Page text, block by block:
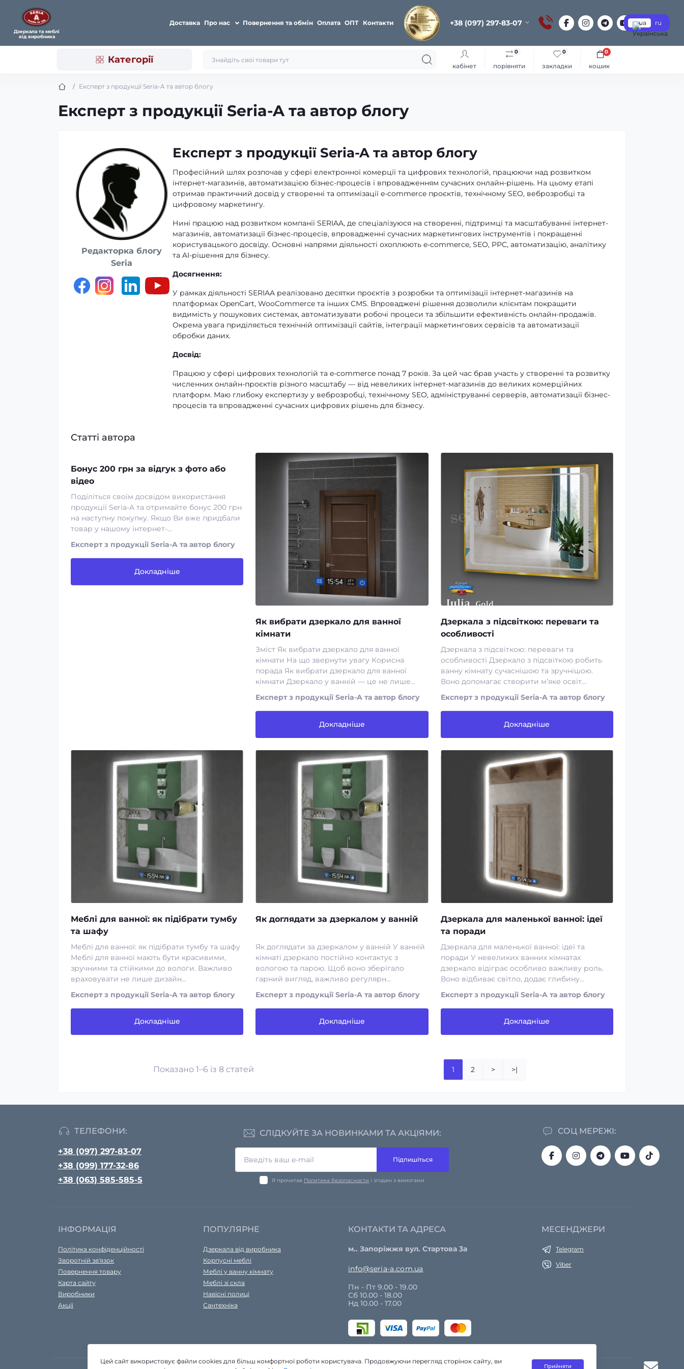
Дзеркала та меблі
від виробника
Доставка Про нас Повернення та обмін Оплата ОПТ Контакти +38 (097) 297-83-07 ua ru
Категорії
кабінет порівняти
0
закладки
0
кошик
0
Експерт з продукції Seria-A та автор блогу
Експерт з продукції Seria-A та автор блогу
Редакторка блогу
Seria
Експерт з продукції Seria-A та автор блогу
Професійний шлях розпочав у сфері електронної комерції та цифрових технологій, працюючи над розвитком
інтернет-магазинів, автоматизацією бізнес-процесів і впровадженням сучасних онлайн-рішень. На цьому етапі
отримав практичний досвід у створенні та оптимізації e-commerce проєктів, технічному SEO, веброзробці та
цифровому маркетингу.
Нині працюю над розвитком компанії SERIAA, де спеціалізуюся на створенні, підтримці та масштабуванні інтернет-
магазинів, автоматизації бізнес-процесів, впровадженні сучасних маркетингових інструментів і покращенні
користувацького досвіду. Основні напрями діяльності охоплюють e-commerce, SEO, PPC, автоматизацію, аналітику
та AI-рішення для бізнесу.
Досягнення:
У рамках діяльності SERIAA реалізовано десятки проєктів з розробки та оптимізації інтернет-магазинів на
платформах OpenCart, WooCommerce та інших CMS. Впроваджені рішення дозволили клієнтам покращити
видимість у пошукових системах, автоматизувати робочі процеси та збільшити ефективність онлайн-продажів.
Окрема увага приділяється технічній оптимізації сайтів, інтеграції маркетингових сервісів та автоматизації
обробки даних.
Досвід:
Працюю у сфері цифрових технологій та e-commerce понад 7 років. За цей час брав участь у створенні та розвитку
численних онлайн-проєктів різного масштабу — від невеликих інтернет-магазинів до великих комерційних
платформ. Маю глибоку експертизу у веброзробці, технічному SEO, адмініструванні серверів, автоматизації бізнес-
процесів та впровадженні сучасних цифрових рішень для бізнесу.
Статті автора
Бонус 200 грн за відгук з фото або
відео
Поділіться своїм досвідом використання
продукції Seria-A та отримайте бонус 200 грн
на наступну покупку. Якщо Ви вже придбали
товар у нашому інтернет-...
Експерт з продукції Seria-A та автор блогу
Докладніше
Як вибрати дзеркало для ванної
кімнати
Зміст Як вибрати дзеркало для ванної
кімнати На що звернути увагу Корисна
порада Як вибрати дзеркало для ванної
кімнати Дзеркало у ванній — це не лише...
Експерт з продукції Seria-A та автор блогу
Докладніше
Дзеркала з підсвіткою: переваги та
особливості
Дзеркала з підсвіткою: переваги та
особливості Дзеркало з підсвіткою робить
ванну кімнату сучаснішою та зручнішою.
Воно допомагає створити м’яке освіт...
Експерт з продукції Seria-A та автор блогу
Докладніше
Меблі для ванної: як підібрати тумбу
та шафу
Меблі для ванної: як підібрати тумбу та шафу
Меблі для ванної мають бути красивими,
зручними та стійкими до вологи. Важливо
враховувати не лише дизайн...
Експерт з продукції Seria-A та автор блогу
Докладніше
Як доглядати за дзеркалом у ванній
Як доглядати за дзеркалом у ванній У ванній
кімнаті дзеркало постійно контактує з
вологою та парою. Щоб воно зберігало
гарний вигляд, важливо регулярн...
Експерт з продукції Seria-A та автор блогу
Докладніше
Дзеркала для маленької ванної: ідеї
та поради
Дзеркала для маленької ванної: ідеї та
поради У невеликих ванних кімнатах
дзеркало відіграє особливо важливу роль.
Воно відбиває світло, додає глибину...
Експерт з продукції Seria-A та автор блогу
Докладніше
Показано 1–6 із 8 статей 1 2 > >|
ТЕЛЕФОНИ:
+38 (097) 297-83-07
+38 (099) 177-32-86
+38 (063) 585-585-5
СОЦ МЕРЕЖІ:
СЛІДКУЙТЕ ЗА НОВИНКАМИ ТА АКЦІЯМИ:
Підпишіться
Я прочитав Политика безопасности і згоден з вимогами
ІНФОРМАЦІЯ
Політика конфіденційності
Зворотній зв'язок
Повернення товару
Карта сайту
Виробники
Акції
ПОПУЛЯРНЕ
Дзеркала від виробника
Корпусні меблі
Меблі у ванну кімнату
Меблі зі скла
Навісні полиці
Сантехніка
КОНТАКТИ ТА АДРЕСА
м.. Запоріжжя вул. Стартова 3а
info@seria-a.com.ua
Пн - Пт 9.00 - 19.00
Сб 10.00 - 18.00
Нд 10.00 - 17.00
МЕСЕНДЖЕРИ
Telegram
Viber
Цей сайт використовує файли cookies для більш комфортної роботи користувача. Продовжуючи перегляд сторінок сайту, ви
Прийняти